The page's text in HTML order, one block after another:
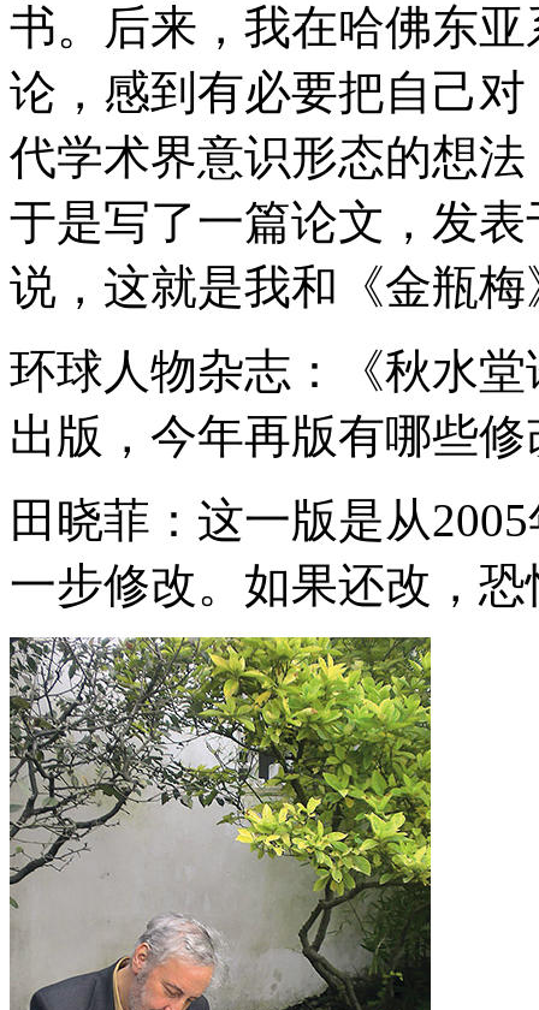
书。后来，我在哈佛东
论，感到有必要把自己
代学术界意识形态的想
于是写了一篇论文，发
说，这就是我和《金瓶
环球人物杂志：《秋水
出版，今年再版有哪些修
田晓菲：这一版是从
一步修改。如果还改，